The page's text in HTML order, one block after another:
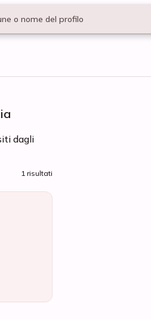
o nome del profilo
dagli
1 risultati